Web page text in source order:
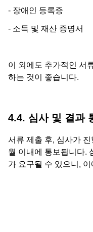
- 장애인 등록증
- 소득 및 재산 증명서
이 외에도 추가적인 서
하는 것이 좋습니다.
4.4. 심사 및 결과
서류 제출 후, 심사가
월 이내에 통보됩니다.
가 요구될 수 있으니,